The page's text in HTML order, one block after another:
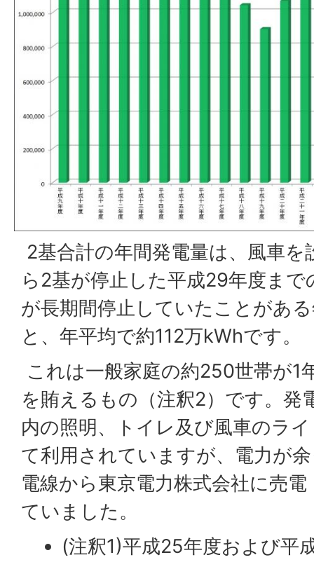
2基合計の年間発電量は、風車
ら2基が停止した平成29年度ま
が長期間停止していたことがあ
と、年平均で約112万kWhです。
これは一般家庭の約250世帯が1
を賄えるもの（注釈2）です。発
内の照明、トイレ及び風車のラ
て利用されていますが、電力が
電線から東京電力株式会社に売
ていました。
(注釈1)平成25年度および平